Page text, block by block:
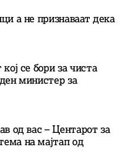
а не признаваат дека
се бори за чиста
министер за
од вас – Центарот за
на мајтап од